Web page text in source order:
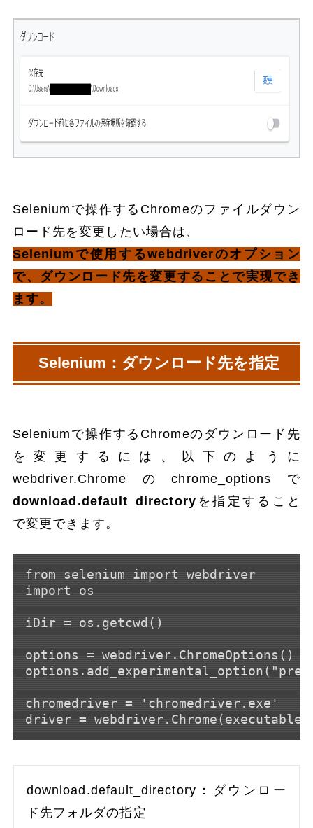
Seleniumで操作するChromeのファイルダウン
ロード先を変更したい場合は、
Seleniumで使用するwebdriverのオプション
で、ダウンロード先を変更することで実現でき
ます。
Selenium：ダウンロード先を指定
Seleniumで操作するChromeのダウンロード先
を変更するには、以下のように
webdriver.Chromeのchrome_optionsで
download.default_directory を指定すること
で変更できます。
from selenium import webdriver
import os
iDir = os.getcwd()
options = webdriver.ChromeOptions()
chromedriver = 'chromedriver.exe'
download.default_directory：ダウンロー
ド先フォルダの指定